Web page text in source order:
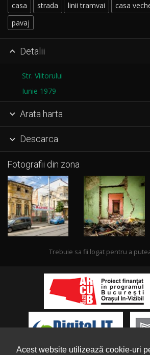
Acest website utilizează cookie-uri
casa strada linii tramvai casa
pavaj
 Detalii
Str. Viitorului
Iunie 1979
 Arata harta
 Descarca
Fotografii din zona
Trebuie sa fii logat pentru a